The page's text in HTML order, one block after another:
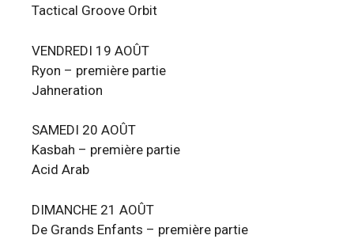
Tactical Groove Orbit
VENDREDI 19 AOÛT
Ryon – première partie
Jahneration
SAMEDI 20 AOÛT
Kasbah – première partie
Acid Arab
DIMANCHE 21 AOÛT
De Grands Enfants – première partie